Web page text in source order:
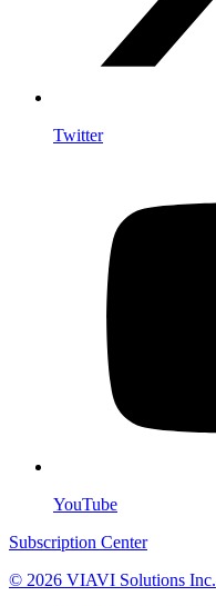
Twitter
YouTube
Subscription Center
© 2026 VIAVI Solutions Inc.